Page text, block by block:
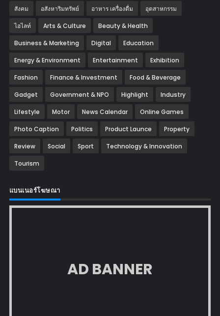
สังคม อสังหาริมทรัพย์ อาหาร เครื่องดื่ม อุตสาหกรรม
ไฮไลท์ Arts & Culture Beauty & Health
Business & Marketing Digital Education
Energy & Environment Entertainment Exhibition
Fashion Finance & Investment Food & Beverage
Gadget Government & NPO Highlight Industry
Lifestyle Motor News Calendar Online Games
Photo Caption Politics Product Launce Property
Review Social Sport Technology & Innovation
Tourism
แบนเนอร์โฆษณา
AD BANNER